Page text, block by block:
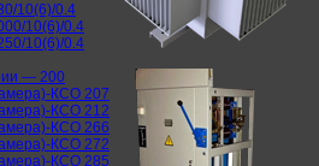
10(6)/0.4
10(6)/0.4
10(6)/0.4
— 200
КСО 207
КСО 212
КСО 266
КСО 272
КСО 285